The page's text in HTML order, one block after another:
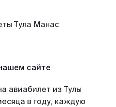
сайте
авиабилет из Тулы
в году, каждую